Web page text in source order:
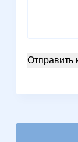
Отправить